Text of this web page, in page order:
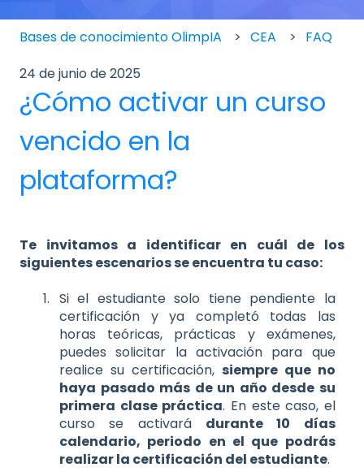
Bases de conocimiento OlimpIA CEA
FAQ
24 de junio de 2025
¿Cómo activar un curso
vencido en la
plataforma?
Te invitamos a identificar en cuál de los
siguientes escenarios se encuentra tu caso:
Si el estudiante solo tiene pendiente la
certificación y ya completó todas las
horas teóricas, prácticas y exámenes,
puedes solicitar la activación para que
realice su certificación, siempre que no
haya pasado más de un año desde su
primera clase práctica. En este caso, el
curso se activará durante 10 días
calendario, periodo en el que podrás
realizar la certificación del estudiante.